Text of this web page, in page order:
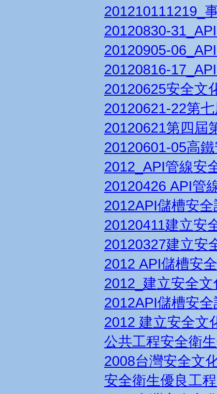
201210111219_
20120830-
20120905-
20120816-
20120625安全文
20120621-22第
20120621第四屆
20120601-05高
2012_API管線安
20120426 API管
2012API儲槽安
20120411建立安
20120327建立安
2012 API儲槽安
2012_建立安全
2012API儲槽安
2012 建立安全文
公共工程安全衛
2008台灣安全文
安全衛生優良工